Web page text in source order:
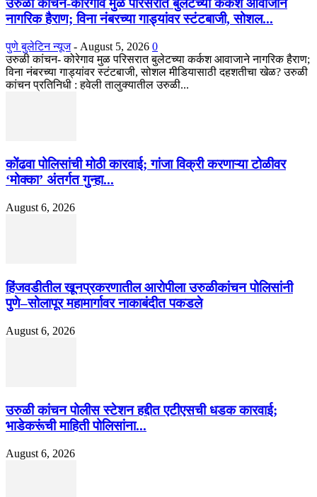
उरुळी कांचन-कोरेगाव मुळ परिसरात बुलेटच्या कर्कश आवाजाने
नागरिक हैराण; विना नंबरच्या गाड्यांवर स्टंटबाजी, सोशल...
पुणे बुलेटिन न्यूज - August 5, 2026 0
उरुळी कांचन- कोरेगाव मुळ परिसरात बुलेटच्या कर्कश आवाजाने नागरिक हैराण;
विना नंबरच्या गाड्यांवर स्टंटबाजी, सोशल मीडियासाठी दहशतीचा खेळ? उरुळी
कांचन प्रतिनिधी : हवेली तालुक्यातील उरुळी...
कोंढवा पोलिसांची मोठी कारवाई; गांजा विक्री करणाऱ्या टोळीवर
‘मोक्का’ अंतर्गत गुन्हा...
August 6, 2026
हिंजवडीतील खूनप्रकरणातील आरोपीला उरुळीकांचन पोलिसांनी
पुणे–सोलापूर महामार्गावर नाकाबंदीत पकडले
August 6, 2026
उरुळी कांचन पोलीस स्टेशन हद्दीत एटीएसची धडक कारवाई;
भाडेकरूंची माहिती पोलिसांना...
August 6, 2026